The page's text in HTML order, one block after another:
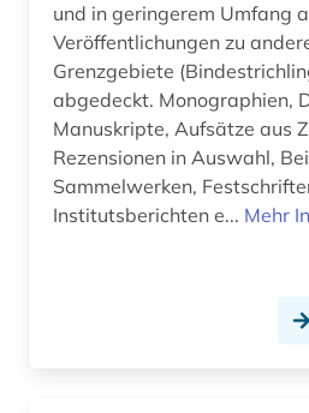
und in geringerem Umfang
Veröffentlichungen zu
Grenzgebiete
abgedeckt. Monographien, Dissertationen,
Manuskripte, Aufsätze aus
Rezensionen in Auswahl,
Sammelwerken,
Institutsberichten e... Mehr